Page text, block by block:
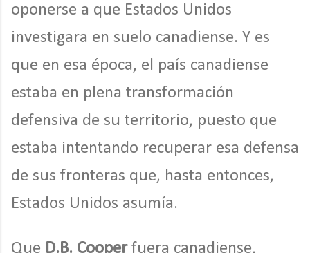
oponerse a que Estados Unidos
investigara en suelo canadiense. Y es
que en esa época, el país canadiense
estaba en plena transformación
defensiva de su territorio, puesto que
estaba intentando recuperar esa defensa
de sus fronteras que, hasta entonces,
Estados Unidos asumía.
Que D.B. Cooperfuera canadiense,